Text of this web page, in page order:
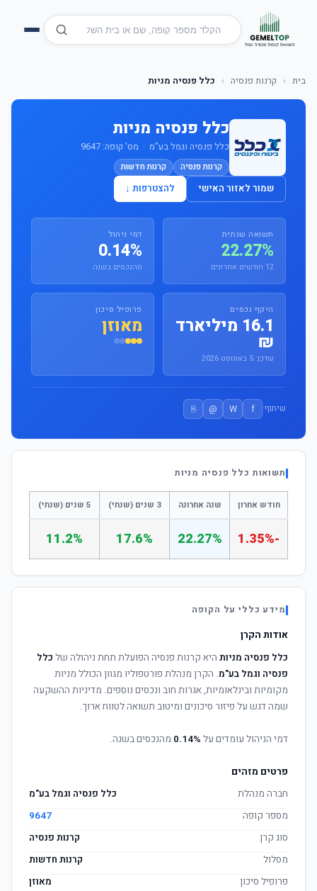
בית › קרנות פנסיה › כלל פנסיה מניות
כלל פנסיה מניות
כלל פנסיה וגמל בע"מ · מס' קופה: 9647
קרנות פנסיה קרנות חדשות
שמור לאזור האישי להצטרפות ↓
תשואה שנתית
22.27%
12 חודשים אחרונים
דמי ניהול
0.14%
מהנכסים בשנה
היקף נכסים
16.1 מיליארד
₪
עודכן: 5 באוגוסט 2026
פרופיל סיכון
מאוזן
שיתוף: f
W
@
⎘
תשואות כלל פנסיה מניות
חודש אחרון שנה אחרונה 3 שנים (שנתי) 5 שנים (שנתי)
-1.35%
22.27%
17.6%
11.2%
מידע כללי על הקופה
אודות הקרן
כלל פנסיה מניות היא קרנות פנסיה הפועלת תחת ניהולה של כלל
פנסיה וגמל בע"מ. הקרן מנהלת פורטפוליו מגוון הכולל מניות
מקומיות ובינלאומיות, אגרות חוב ונכסים נוספים. מדיניות ההשקעה
שמה דגש על פיזור סיכונים ומיטוב תשואה לטווח ארוך.
דמי הניהול עומדים על 0.14% מהנכסים בשנה.
פרטים מזהים
חברה מנהלת
כלל פנסיה וגמל בע"מ
מספר קופה
9647
סוג קרן
קרנות פנסיה
מסלול
קרנות חדשות
פרופיל סיכון
מאוזן